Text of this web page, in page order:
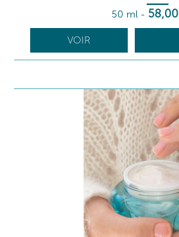
50 ml - 58,00
VOIR